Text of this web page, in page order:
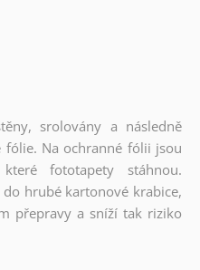
srolovány a následně
fólie. Na ochranné fólii jsou
fototapety stáhnou.
hrubé kartonové krabice,
přepravy a sníží tak riziko